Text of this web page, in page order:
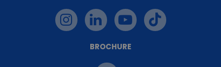
BROCHURE